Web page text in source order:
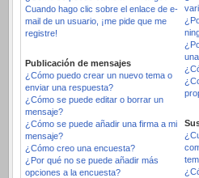
Cuando hago clic sobre el enlace de e-
mail de un usuario, ¡me pide que me
registre!
Publicación de mensajes
¿Cómo puedo crear un nuevo tema o
enviar una respuesta?
¿Cómo se puede editar o borrar un
mensaje?
¿Cómo se puede añadir una firma a mi
mensaje?
¿Cómo creo una encuesta?
¿Por qué no se puede añadir más
opciones a la encuesta?